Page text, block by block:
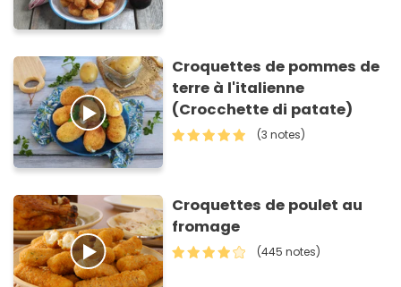
Croquettes de pommes de
terre à l'italienne
(Crocchette di patate)
(3 notes)
Croquettes de poulet au
fromage
(445 notes)